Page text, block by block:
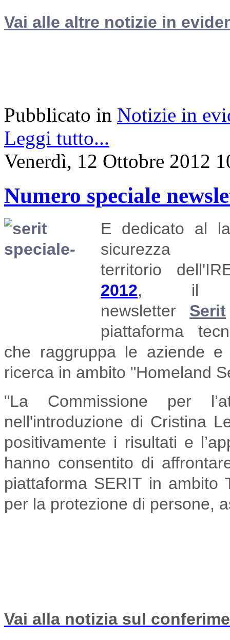
Vai alle altre notizie in
Pubblicato in Notizie in
Leggi tutto...
Venerdì, 12 Ottobre 2012
Numero speciale
E dedicato al
territorio
2012, il
newsletter Serit
piattaforma
che raggruppa le aziende
ricerca in ambito "Homeland
"La Commissione per
nell'introduzione di Cristina
positivamente i risultati e
hanno consentito di
piattaforma SERIT in ambito
per la protezione di persone,
Vai alla notizia sul